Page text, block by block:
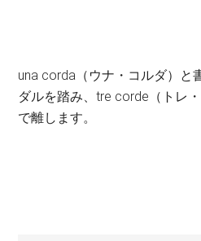
una corda（ウナ・コルダ）と
ダルを踏み、tre corde（トレ
で離します。